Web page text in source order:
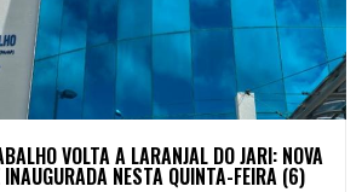
VOLTA A LARANJAL DO JARI: NOVA
INAUGURADA NESTA QUINTA-FEIRA (6)